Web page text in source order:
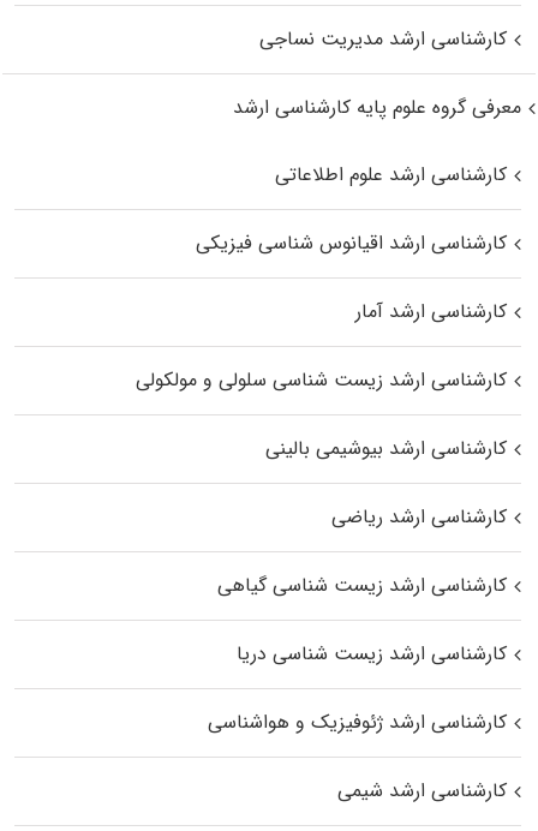
کارشناسی ارشد مدیریت نساجی
معرفی گروه علوم پایه کارشناسی ارشد
کارشناسی ارشد علوم اطلاعاتی
کارشناسی ارشد اقیانوس‌ شناسی فیزیکی
کارشناسی ارشد آمار
کارشناسی ارشد زیست شناسی سلولی و مولکولی
کارشناسی ارشد بیوشیمی بالینی
کارشناسی ارشد ریاضی
کارشناسی ارشد زیست‌ شناسی گیاهی
کارشناسی ارشد زیست‌ شناسی دریا
کارشناسی ارشد ژئوفیزیک و هواشناسی
کارشناسی ارشد شیمی